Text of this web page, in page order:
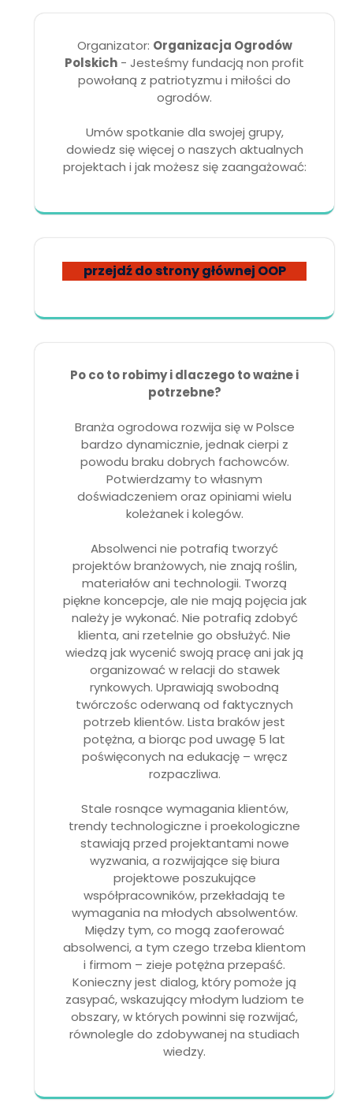
Organizator: Organizacja Ogrodów
Polskich - Jesteśmy fundacją non profit
powołaną z patriotyzmu i miłości do
ogrodów.
Umów spotkanie dla swojej grupy,
dowiedz się więcej o naszych aktualnych
projektach i jak możesz się zaangażować:
przejdź do strony głównej OOP
Po co to robimy i dlaczego to ważne i
potrzebne?
Branża ogrodowa rozwija się w Polsce
bardzo dynamicznie, jednak cierpi z
powodu braku dobrych fachowców.
Potwierdzamy to własnym
doświadczeniem oraz opiniami wielu
koleżanek i kolegów.
Absolwenci nie potrafią tworzyć
projektów branżowych, nie znają roślin,
materiałów ani technologii. Tworzą
piękne koncepcje, ale nie mają pojęcia jak
należy je wykonać. Nie potrafią zdobyć
klienta, ani rzetelnie go obsłużyć. Nie
wiedzą jak wycenić swoją pracę ani jak ją
organizować w relacji do stawek
rynkowych. Uprawiają swobodną
twórczośc oderwaną od faktycznych
potrzeb klientów. Lista braków jest
potężna, a biorąc pod uwagę 5 lat
poświęconych na edukację – wręcz
rozpaczliwa.
Stale rosnące wymagania klientów,
trendy technologiczne i proekologiczne
stawiają przed projektantami nowe
wyzwania, a rozwijające się biura
projektowe poszukujące
współpracowników, przekładają te
wymagania na młodych absolwentów.
Między tym, co mogą zaoferować
absolwenci, a tym czego trzeba klientom
i firmom – zieje potężna przepaść.
Konieczny jest dialog, który pomoże ją
zasypać, wskazujący młodym ludziom te
obszary, w których powinni się rozwijać,
równolegle do zdobywanej na studiach
wiedzy.